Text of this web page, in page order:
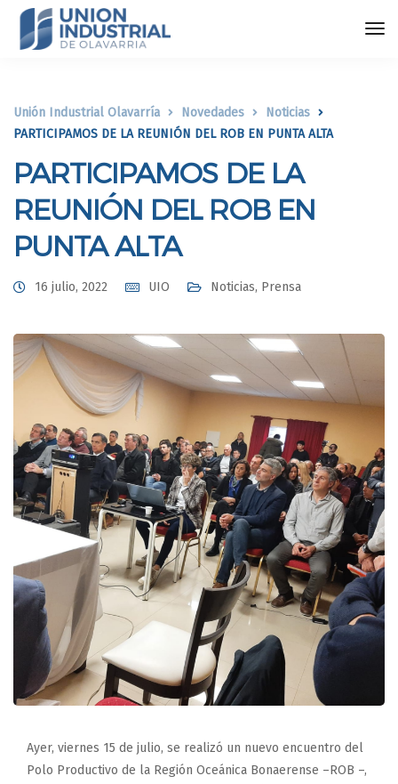
Unión Industrial Olavarría Novedades
Noticias
PARTICIPAMOS DE LA REUNIÓN DEL ROB EN PUNTA ALTA
PARTICIPAMOS DE LA
REUNIÓN DEL ROB EN
PUNTA ALTA
16 julio, 2022 UIO Noticias, Prensa
Ayer, viernes 15 de julio, se realizó un nuevo encuentro del
Polo Productivo de la Región Oceánica Bonaerense –ROB –,